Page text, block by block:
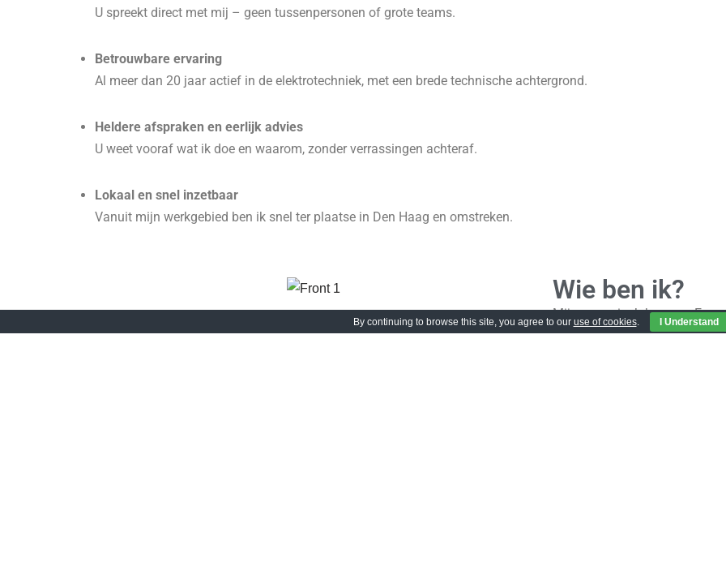
U spreekt direct met mij – geen tussenpersonen of grote teams.
Betrouwbare ervaring
Al meer dan 20 jaar actief in de elektrotechniek, met een brede technische achtergrond.
Heldere afspraken en eerlijk advies
U weet vooraf wat ik doe en waarom, zonder verrassingen achteraf.
Lokaal en snel inzetbaar
Vanuit mijn werkgebied ben ik snel ter plaatse in Den Haag en omstreken.
Wie ben ik?
Mijn naam is Johan van
monteur in elektrotechniek
By continuing to browse this site, you agree to our use of cookies. I Understand